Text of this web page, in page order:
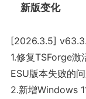
新版变化
[2026.3.5]
1.修复TSForge
ESU版本失败的问
2.新增Windows